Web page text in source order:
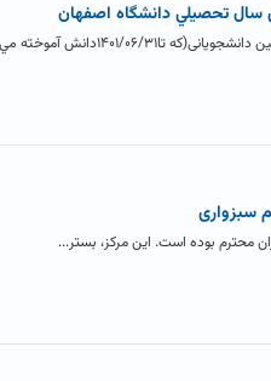
تحصيلي دانشگاه اصفهان
آموخته مي شوند) و...
سبزواری